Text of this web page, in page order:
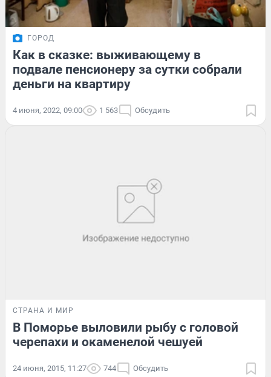
ГОРОД
Как в сказке: выживающему в
подвале пенсионеру за сутки собрали
деньги на квартиру
4 июня, 2022, 09:00 1 563 Обсудить
СТРАНА И МИР
В Поморье выловили рыбу с головой
черепахи и окаменелой чешуей
24 июня, 2015, 11:27 744 Обсудить